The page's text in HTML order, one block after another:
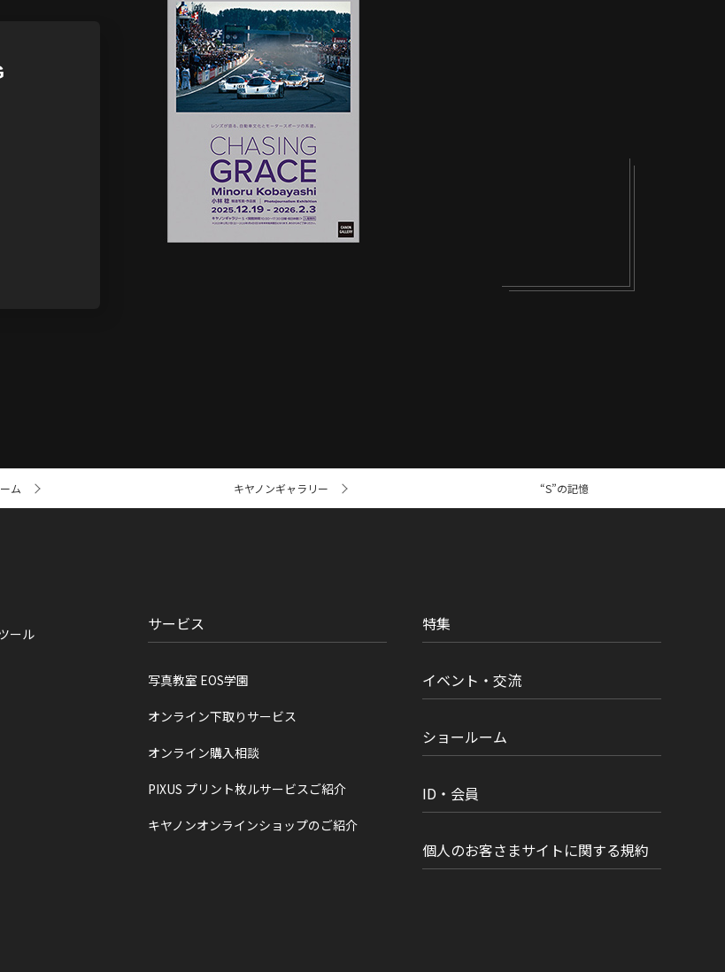
ム キヤノンギャラリー “S”の記憶
ール サービス
写真教室 EOS学園
オンライン下取りサービス
オンライン購入相談
PIXUS プリント枚ルサービスご紹介
キヤノンオンラインショップのご紹介
特集
イベント・交流
ショールーム
ID・会員
個人のお客さまサイトに関する規約